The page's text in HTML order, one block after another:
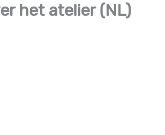
het atelier (NL)